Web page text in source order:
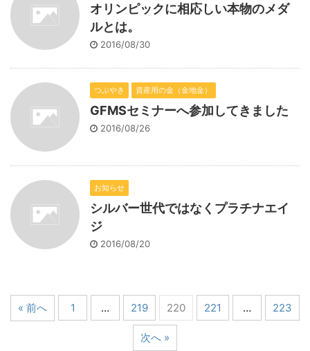
オリンピックに相応しい本物のメダ
ルとは。
2016/08/30
つぶやき 資産用の金（金地金）
GFMSセミナーへ参加してきました
2016/08/26
お知らせ
シルバー世代ではなくプラチナエイ
ジ
2016/08/20
« 前へ 1 … 219 220 221 … 223
次へ »